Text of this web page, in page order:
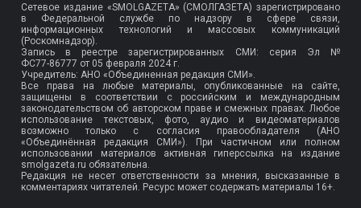
Сетевое издание «SMOLGAZETA» (СМОЛГАЗЕТА) зарегистрировано
в Федеральной службе по надзору в сфере связи,
информационных технологий и массовых коммуникаций
(Роскомнадзор).
Запись в реестре зарегистрированных СМИ: серия Эл №
ФС77-86777 от 05 февраля 2024 г.
Учредитель: АНО «Объединенная редакция СМИ».
Все права на любые материалы, опубликованные на сайте,
защищены в соответствии с российским и международным
законодательством об авторском праве и смежных правах. Любое
использование текстовых, фото, аудио и видеоматериалов
возможно только с согласия правообладателя (АНО
«Объединённая редакция СМИ»). При частичном или полном
использовании материалов активная гиперссылка на издание
smolgazeta.ru обязательна.
Редакция не несет ответственности за мнения, высказанные в
комментариях читателей. Ресурс может содержать материалы 16+.